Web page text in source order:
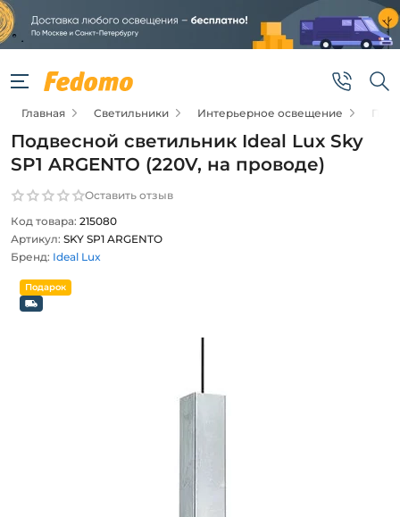
Главная Светильники Интерьерное освещение
Подвесной светильник Ideal Lux Sky
SP1 ARGENTO (220V, на проводе)
Оставить отзыв
Код товара: 215080
Артикул: SKY SP1 ARGENTO
Бренд: Ideal Lux